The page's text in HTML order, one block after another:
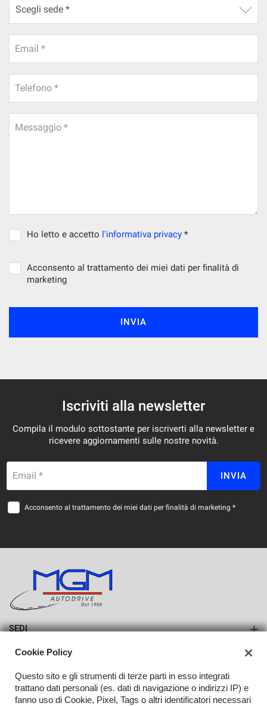
Email *
Telefono *
Messaggio *
Ho letto e accetto l'informativa privacy *
Acconsento al trattamento dei miei dati per finalità di
marketing
INVIA
Iscriviti alla newsletter
Compila il modulo sottostante per iscriverti alla newsletter e
ricevere aggiornamenti sulle nostre novità.
Email * INVIA
Acconsento al trattamento dei miei dati per finalità di marketing *
SEDI
Azienda
Cookie Policy
Questo sito e gli strumenti di terze parti in esso integrati
trattano dati personali (es. dati di navigazione o indirizzi IP) e
fanno uso di Cookie, Pixel, Tags o altri identificatori necessari